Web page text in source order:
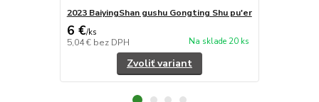
2023 BaiyingShan gushu Gongting Shu pu'er
6 €/ks
5,04 € bez DPH Na sklade 20 ks
Zvoliť variant